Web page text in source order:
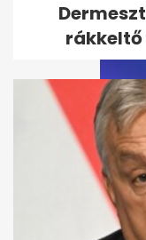
rákkeltő